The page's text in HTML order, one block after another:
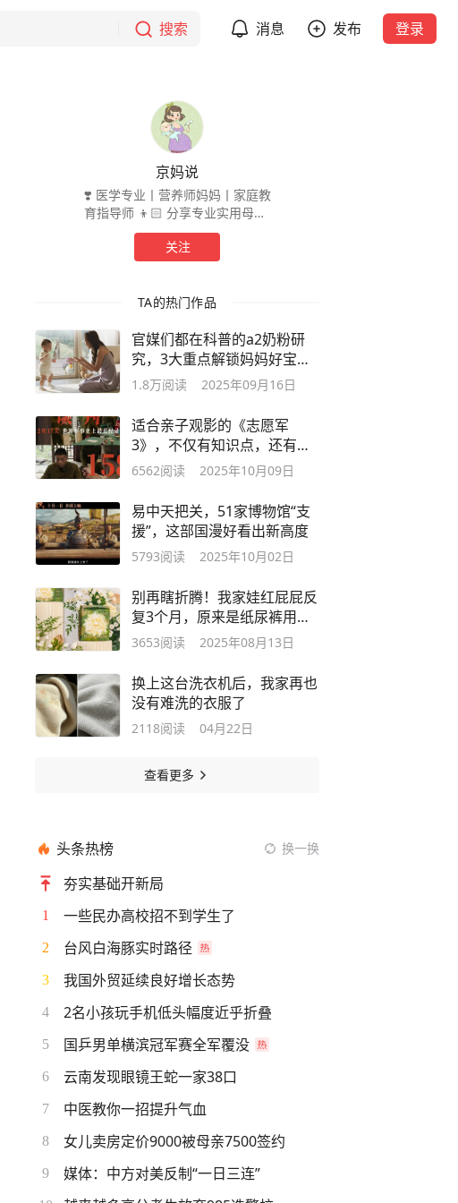
搜索 消息 发布 登录
京妈说
❣️ 医学专业丨营养师妈妈丨家庭教
育指导师 👦🏻 分享专业实用母婴/
营养健康知识 🥇 推荐优选母婴生活
好物 😘 关注@京妈说，爱自己爱孩
子爱家人
关注
TA的热门作品
官媒们都在科普的a2奶粉研
究，3大重点解锁妈妈好宝宝
也好！
1.8万阅读 2025年09月16日
适合亲子观影的《志愿军
3》，不仅有知识点，还有燃
点和泪点
6562阅读 2025年10月09日
易中天把关，51家博物馆“支
援”，这部国漫好看出新高度
5793阅读 2025年10月02日
别再瞎折腾！我家娃红屁屁反
复3个月，原来是纸尿裤用错
了
3653阅读 2025年08月13日
换上这台洗衣机后，我家再也
没有难洗的衣服了
2118阅读 04月22日
查看更多
头条热榜 换一换
夯实基础开新局
1 一些民办高校招不到学生了
2 台风白海豚实时路径
3 我国外贸延续良好增长态势
4 2名小孩玩手机低头幅度近乎折叠
5 国乒男单横滨冠军赛全军覆没
6 云南发现眼镜王蛇一家38口
7 中医教你一招提升气血
8 女儿卖房定价9000被母亲7500签约
9 媒体：中方对美反制“一日三连”